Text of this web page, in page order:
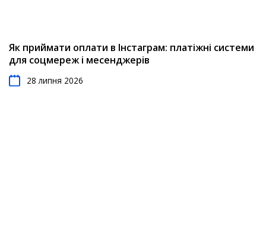
Як приймати оплати в Інстаграм: платіжні системи
для соцмереж і месенджерів
28 липня 2026